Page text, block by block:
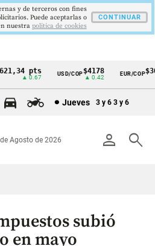
pts
▲ 0.67
USD/COP$4178
▲ 0.42
EUR/COP
Jueves 3 y 6 3 y 6
person search
de Agosto de 2026
subió
en mayo
y de terceros con fines
Puede aceptarlas o
nuestra politica de cookies
CONTINUAR